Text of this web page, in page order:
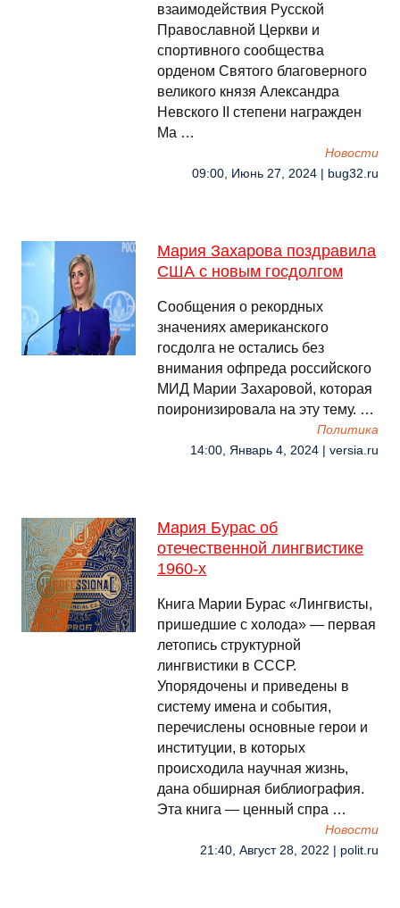
взаимодействия Русской
Православной Церкви и
спортивного сообщества
орденом Святого благоверного
великого князя Александра
Невского II степени награжден
Ма …
Новости
09:00, Июнь 27, 2024 | bug32.ru
Мария Захарова поздравила
США с новым госдолгом
Сообщения о рекордных
значениях американского
госдолга не остались без
внимания офпреда российского
МИД Марии Захаровой, которая
поиронизировала на эту тему. …
Политика
14:00, Январь 4, 2024 | versia.ru
Мария Бурас об
отечественной лингвистике
1960-х
Книга Марии Бурас «Лингвисты,
пришедшие с холода» — первая
летопись структурной
лингвистики в СССР.
Упорядочены и приведены в
систему имена и события,
перечислены основные герои и
институции, в которых
происходила научная жизнь,
дана обширная библиография.
Эта книга — ценный спра …
Новости
21:40, Август 28, 2022 | polit.ru